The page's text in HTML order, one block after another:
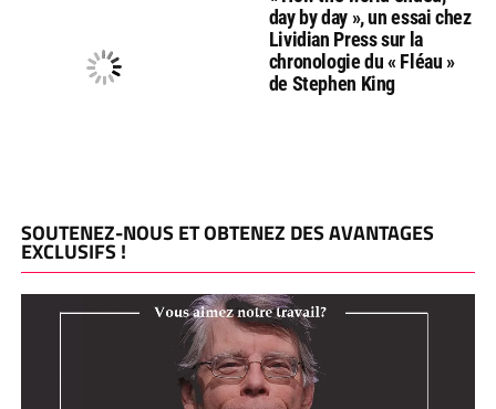
day by day », un essai chez
Lividian Press sur la
chronologie du « Fléau »
de Stephen King
SOUTENEZ-NOUS ET OBTENEZ DES AVANTAGES
EXCLUSIFS !